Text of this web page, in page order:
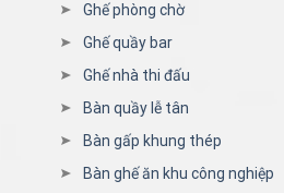
Ghế phòng chờ
Ghế quầy bar
Ghế nhà thi đấu
Bàn quầy lễ tân
Bàn gấp khung thép
Bàn ghế ăn khu công nghiệp